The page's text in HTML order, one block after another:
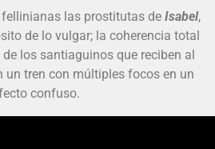
las prostitutas de Isabel,
de lo vulgar; la coherencia total
los santiaguinos que reciben al
un tren con múltiples focos en un
confuso.